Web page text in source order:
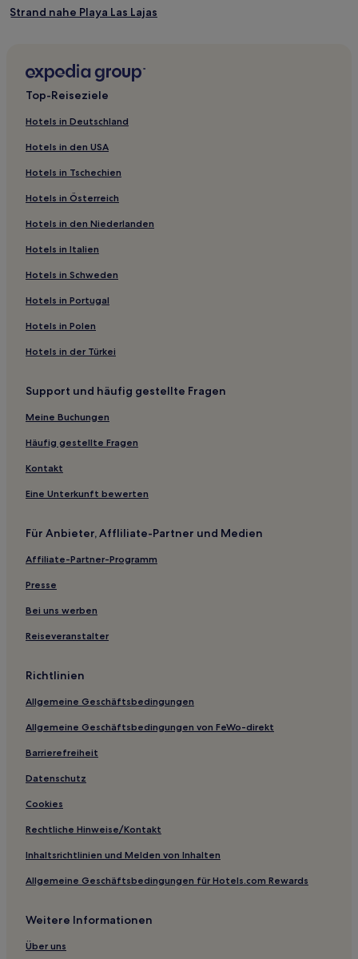
können
Strand nahe Playa Las Lajas
Hotels nahe El Morro Negro Strand
Las Lajas Hotels
Bella Vista Hotels
Hotels nahe Playa Las Lajas
San Lorenzo: Hotels
San Félix: Hotels
Distrikt Remedios: Hotels
Top-Reiseziele
Hotels in Deutschland
Hotels in den USA
Hotels in Tschechien
Hotels in Österreich
Hotels in den Niederlanden
Hotels in Italien
Hotels in Schweden
Hotels in Portugal
Hotels in Polen
Hotels in der Türkei
Support und häufig gestellte Fragen
Meine Buchungen
Häufig gestellte Fragen
Kontakt
Eine Unterkunft bewerten
Für Anbieter, Affliliate-Partner und Medien
Affiliate-Partner-Programm
Presse
Bei uns werben
Reiseveranstalter
Richtlinien
Allgemeine Geschäftsbedingungen
Allgemeine Geschäftsbedingungen von FeWo-direkt
Barrierefreiheit
Datenschutz
Cookies
Rechtliche Hinweise/Kontakt
Inhaltsrichtlinien und Melden von Inhalten
Allgemeine Geschäftsbedingungen für Hotels.com Rewards
Weitere Informationen
Über uns